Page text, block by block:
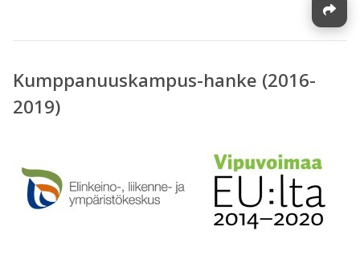
Kumppanuuskampus-hanke (2016-
2019)